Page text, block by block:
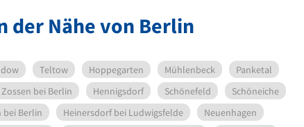
der Nähe von Berlin
Teltow Hoppegarten Mühlenbeck
Panketal
bei Berlin Hennigsdorf Schönefeld
Schöneiche
bei Berlin Heinersdorf bei Ludwigsfelde
Neuenhagen